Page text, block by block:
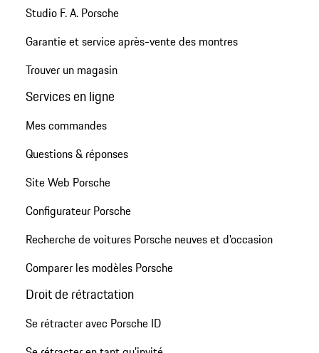
Studio F. A. Porsche
Garantie et service après-vente des montres
Trouver un magasin
Services en ligne
Mes commandes
Questions & réponses
Site Web Porsche
Configurateur Porsche
Recherche de voitures Porsche neuves et d'occasion
Comparer les modèles Porsche
Droit de rétractation
Se rétracter avec Porsche ID